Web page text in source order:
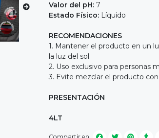
Valor del pH: 7
Estado Físico: Líquido
RECOMENDACIONES
1. Mantener el producto en un
la luz del sol.
2. Uso exclusivo para personas
3. Evite mezclar el producto
PRESENTACIÓN
4LT